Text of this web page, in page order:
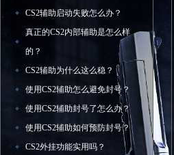
CS2辅助启动失败怎么办？
真正的CS2内部辅助是怎么样
的？
CS2辅助为什么这么稳？
使用CS2辅助怎么避免封号？
使用CS2辅助封号了怎么办？
使用CS2辅助如何预防封号？
CS2外挂功能实用吗？